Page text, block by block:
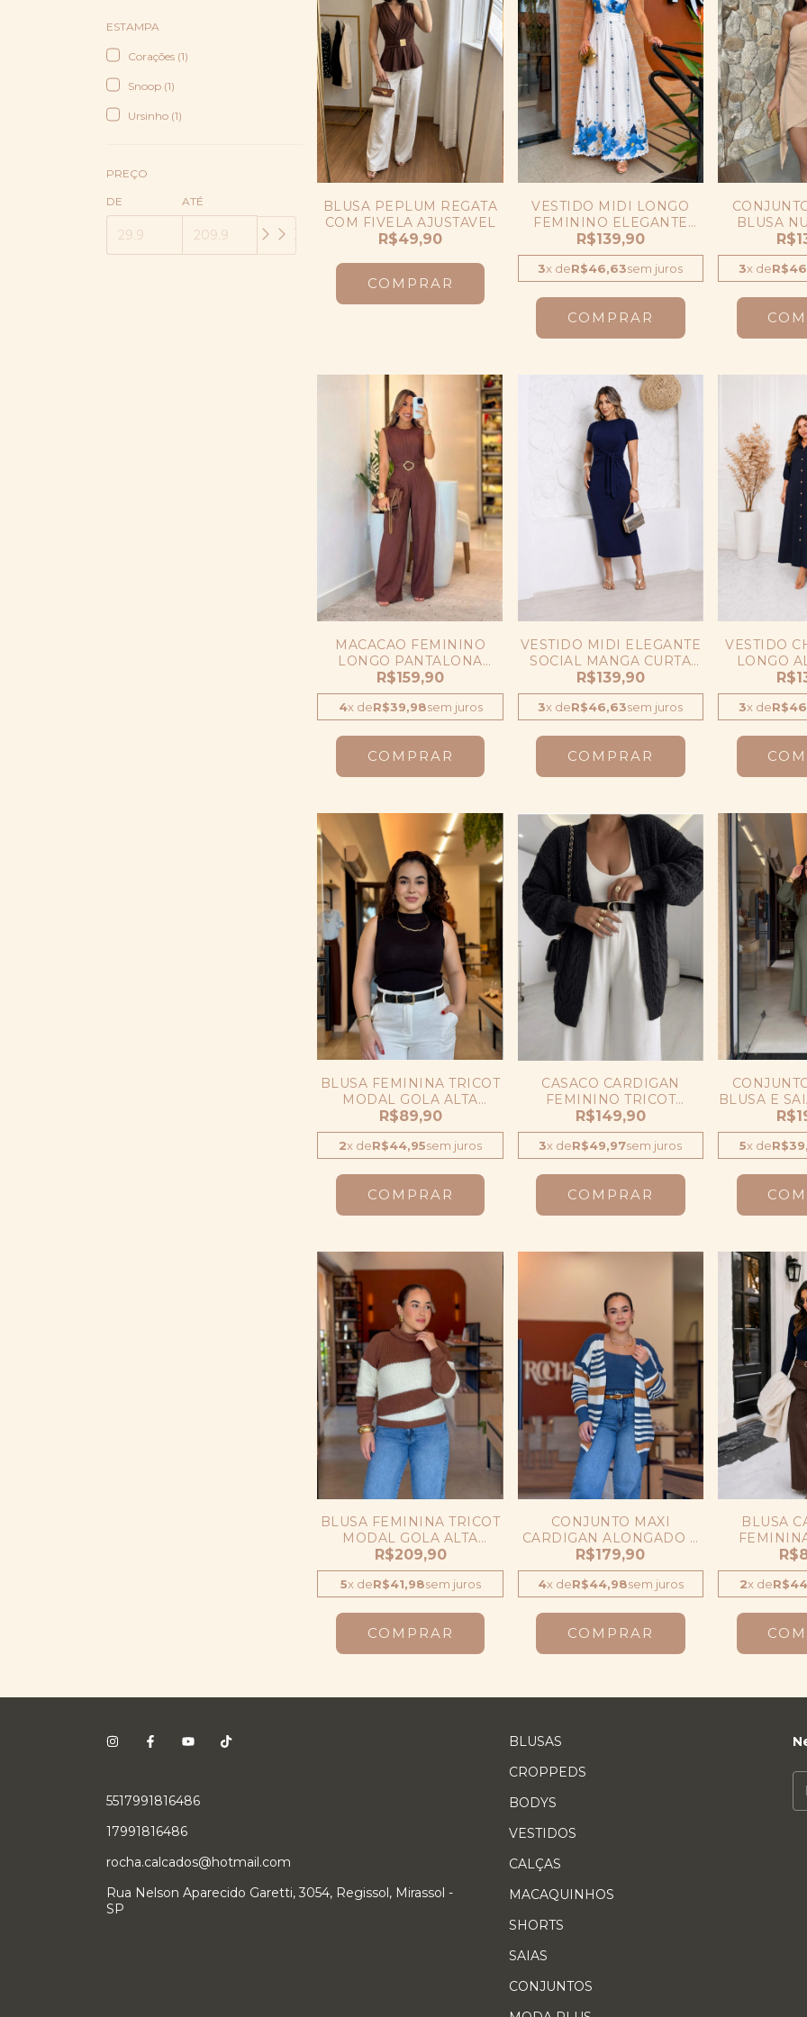
ESTAMPA
Corações (1)
Snoop (1)
Ursinho (1)
PREÇO
DE ATÉ
BLUSA PEPLUM REGATA
COM FIVELA AJUSTAVEL
R$49,90
COMPRAR
VESTIDO MIDI LONGO
FEMININO ELEGANTE
CASUAL ESTAMPADO
R$139,90
3x deR$46,63sem juros
COMPRAR
BLUSA
3x de
MACACAO FEMININO
LONGO PANTALONA
ALFAIATARIA COM CINTO
R$159,90
4x deR$39,98sem juros
COMPRAR
VESTIDO MIDI ELEGANTE
SOCIAL MANGA CURTA
TUBINHO ACINTURADO
R$139,90
3x deR$46,63sem juros
COMPRAR
VESTIDO
LONGO
COM
3x de
BLUSA FEMININA TRICOT
MODAL GOLA ALTA
CROPPED REGATA
R$89,90
2x deR$44,95sem juros
COMPRAR
CASACO CARDIGAN
FEMININO TRICOT
ABERTO MODA INVERNO
R$149,90
3x deR$49,97sem juros
COMPRAR
BLUSA E
5x de
BLUSA FEMININA TRICOT
MODAL GOLA ALTA
INVERNO MANGA LONGA
LISTRADA
R$209,90
5x deR$41,98sem juros
COMPRAR
CONJUNTO MAXI
CARDIGAN ALONGADO E
REGATA TRICOT MODAL
INVERNO
R$179,90
4x deR$44,98sem juros
COMPRAR
BLUSA
GOLA
2x de
5517991816486
17991816486
rocha.calcados@hotmail.com
Rua Nelson Aparecido Garetti, 3054, Regissol, Mirassol -
SP
BLUSAS
CROPPEDS
BODYS
VESTIDOS
CALÇAS
MACAQUINHOS
SHORTS
SAIAS
CONJUNTOS